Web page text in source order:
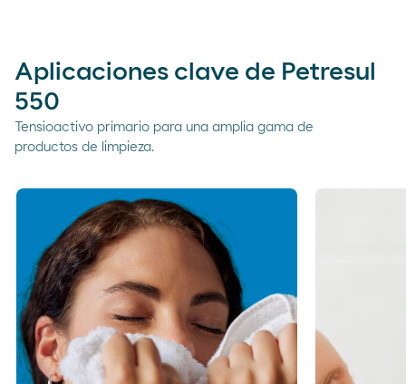
Aplicaciones clave de Petresul
550
Tensioactivo primario para una amplia gama de
productos de limpieza.